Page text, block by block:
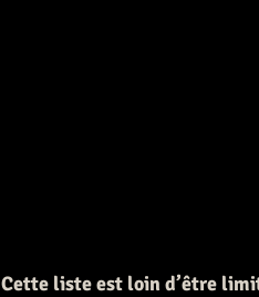
Cette liste est loin d’être